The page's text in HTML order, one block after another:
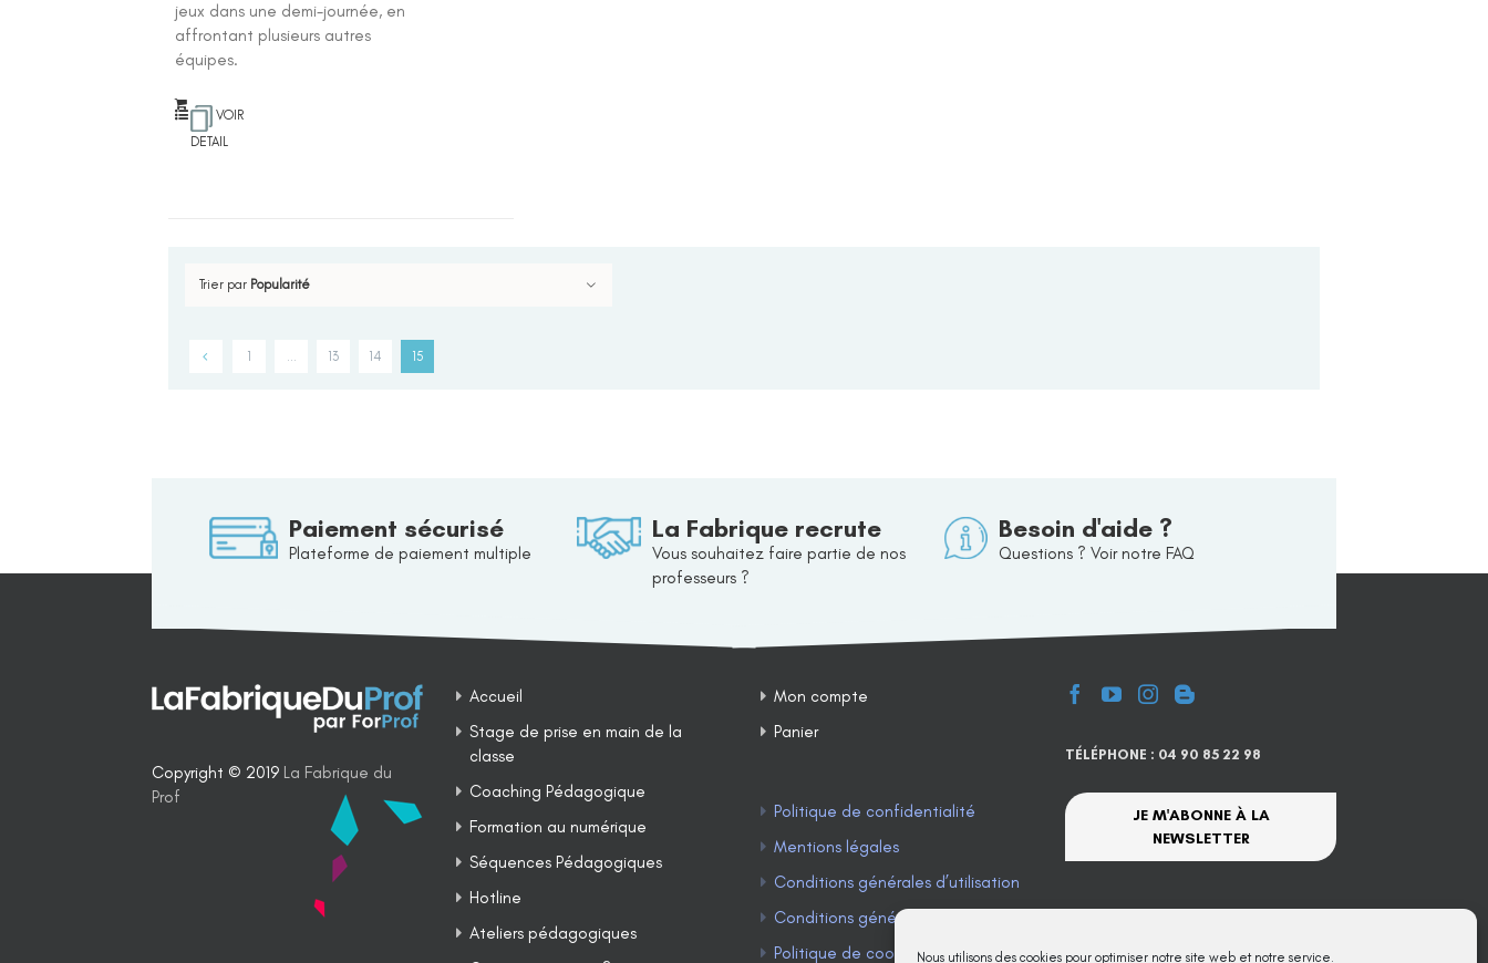
Nous utilisons des cookies pour optimiser notre site web et notre service.
jeux dans une demi-journée, en
affrontant plusieurs autres
équipes.
VOIR
DETAIL
Trier par Popularité
1 … 13 14 15
Paiement sécurisé
Plateforme de paiement multiple
La Fabrique recrute
Vous souhaitez faire partie de nos
professeurs ?
Besoin d'aide ?
Questions ? Voir notre FAQ
Copyright © 2019 La Fabrique du
Prof
Accueil
Stage de prise en main de la
classe
Coaching Pédagogique
Formation au numérique
Séquences Pédagogiques
Hotline
Ateliers pédagogiques
Mon compte
Panier
Politique de confidentialité
Mentions légales
Conditions générales d’utilisation
Conditions générales de vente
Politique de cookies (UE)
TÉLÉPHONE : 04 90 85 22 98
JE M'ABONNE À LA
NEWSLETTER